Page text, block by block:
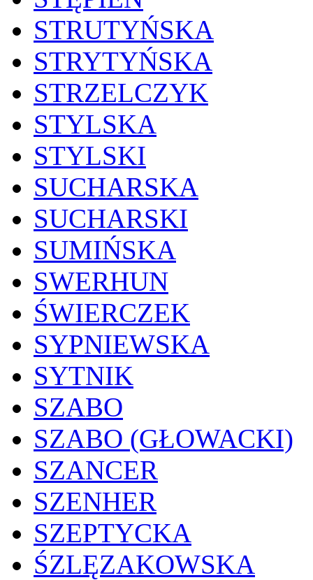
STRUTYŃSKA
STRYTYŃSKA
STRZELCZYK
STYLSKA
STYLSKI
SUCHARSKA
SUCHARSKI
SUMIŃSKA
SWERHUN
ŚWIERCZEK
SYPNIEWSKA
SYTNIK
SZABO
SZABO (GŁOWACKI)
SZANCER
SZENHER
SZEPTYCKA
ŚZLĘZAKOWSKA